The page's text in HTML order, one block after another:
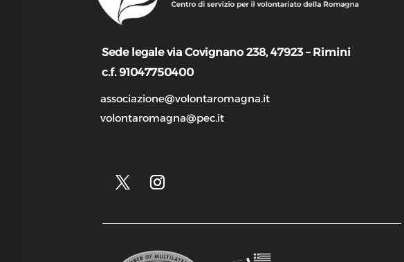
Sede legale via Covignano 238, 47923 – Rimini
c.f. 91047750400
associazione@volontaromagna.it
volontaromagna@pec.it